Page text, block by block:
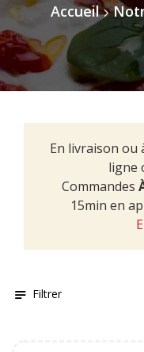
Accueil
En livraison ou
ligne
Commandes
15min en
Filtrer